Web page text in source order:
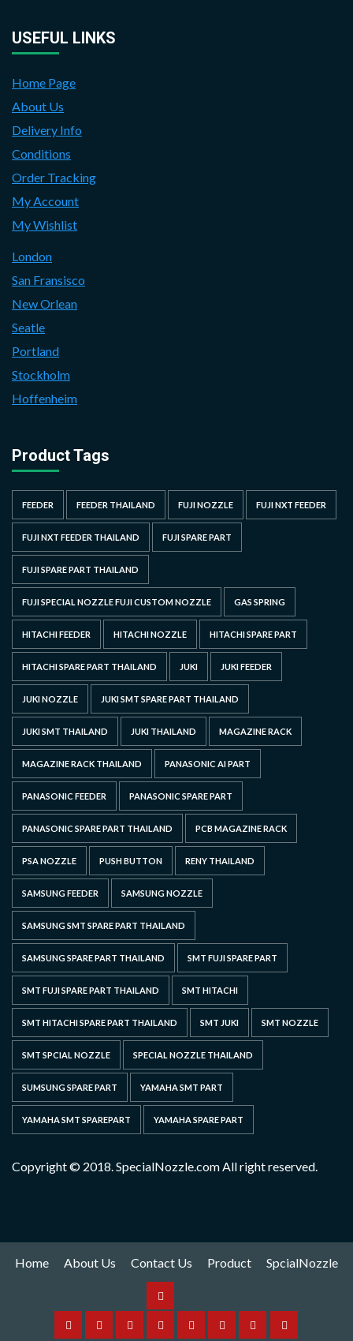
USEFUL LINKS
Home Page
About Us
Delivery Info
Conditions
Order Tracking
My Account
My Wishlist
London
San Fransisco
New Orlean
Seatle
Portland
Stockholm
Hoffenheim
Product Tags
FEEDER FEEDER THAILAND FUJI NOZZLE FUJI NXT FEEDER
FUJI NXT FEEDER THAILAND FUJI SPARE PART
FUJI SPARE PART THAILAND
FUJI SPECIAL NOZZLE FUJI CUSTOM NOZZLE GAS SPRING
HITACHI FEEDER HITACHI NOZZLE HITACHI SPARE PART
HITACHI SPARE PART THAILAND JUKI JUKI FEEDER
JUKI NOZZLE JUKI SMT SPARE PART THAILAND
JUKI SMT THAILAND JUKI THAILAND MAGAZINE RACK
MAGAZINE RACK THAILAND PANASONIC AI PART
PANASONIC FEEDER PANASONIC SPARE PART
PANASONIC SPARE PART THAILAND PCB MAGAZINE RACK
PSA NOZZLE PUSH BUTTON RENY THAILAND
SAMSUNG FEEDER SAMSUNG NOZZLE
SAMSUNG SMT SPARE PART THAILAND
SAMSUNG SPARE PART THAILAND SMT FUJI SPARE PART
SMT FUJI SPARE PART THAILAND SMT HITACHI
SMT HITACHI SPARE PART THAILAND SMT JUKI SMT NOZZLE
SMT SPCIAL NOZZLE SPECIAL NOZZLE THAILAND
SUMSUNG SPARE PART YAMAHA SMT PART
YAMAHA SMT SPAREPART YAMAHA SPARE PART
Copyright © 2018. SpecialNozzle.com All right reserved.
Home About Us Contact Us Product SpcialNozzle
HomeAboutContact
Product
SpareYamaha
I HitachiSpcialNozzle